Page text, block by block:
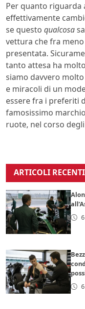
Per quanto riguarda
effettivamente
se questo qualcosa
vettura che fra
presentata.
tanto attesa ha
siamo davvero
e miracoli di un
essere fra i preferiti
famosissimo
ruote, nel corso
ARTICOLI RECENTI